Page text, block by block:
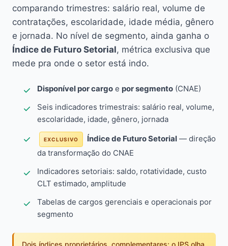
comparando trimestres: salário real, volume de
contratações, escolaridade, idade média, gênero
e jornada. No nível de segmento, ainda ganha o
Índice de Futuro Setorial, métrica exclusiva que
mede pra onde o setor está indo.
Disponível por cargo e por segmento (CNAE)
Seis indicadores trimestrais: salário real, volume,
escolaridade, idade, gênero, jornada
EXCLUSIVO Índice de Futuro Setorial — direção
da transformação do CNAE
Indicadores setoriais: saldo, rotatividade, custo
CLT estimado, amplitude
Tabelas de cargos gerenciais e operacionais por
segmento
Dois índices proprietários, complementares: o IPS olha